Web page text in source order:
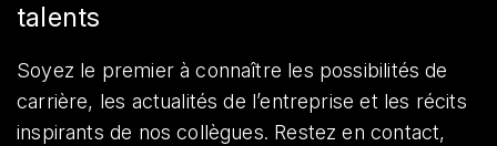
talents
Soyez le premier à connaître les possibilités de
carrière, les actualités de l’entreprise et les récits
inspirants de nos collègues. Restez en contact,